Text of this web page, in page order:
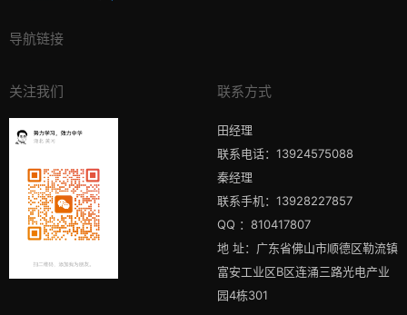
导航链接
关注我们 联系方式
田经理
联系电话：13924575088
秦经理
联系手机：13928227857
QQ ：810417807
地 址：广东省佛山市顺德区勒流镇
富安工业区B区连涌三路光电产业
园4栋301